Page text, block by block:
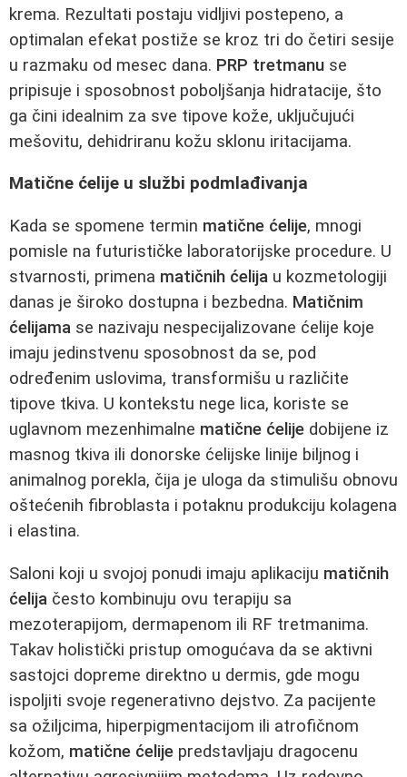
krema. Rezultati postaju vidljivi postepeno, a
optimalan efekat postiže se kroz tri do četiri sesije
u razmaku od mesec dana. PRP tretmanu se
pripisuje i sposobnost poboljšanja hidratacije, što
ga čini idealnim za sve tipove kože, uključujući
mešovitu, dehidriranu kožu sklonu iritacijama.
Matične ćelije u službi podmlađivanja
Kada se spomene termin matične ćelije, mnogi
pomisle na futurističke laboratorijske procedure. U
stvarnosti, primena matičnih ćelija u kozmetologiji
danas je široko dostupna i bezbedna. Matičnim
ćelijama se nazivaju nespecijalizovane ćelije koje
imaju jedinstvenu sposobnost da se, pod
određenim uslovima, transformišu u različite
tipove tkiva. U kontekstu nege lica, koriste se
uglavnom mezenhimalne matične ćelije dobijene iz
masnog tkiva ili donorske ćelijske linije biljnog i
animalnog porekla, čija je uloga da stimulišu obnovu
oštećenih fibroblasta i potaknu produkciju kolagena
i elastina.
Saloni koji u svojoj ponudi imaju aplikaciju matičnih
ćelija često kombinuju ovu terapiju sa
mezoterapijom, dermapenom ili RF tretmanima.
Takav holistički pristup omogućava da se aktivni
sastojci dopreme direktno u dermis, gde mogu
ispoljiti svoje regenerativno dejstvo. Za pacijente
sa ožiljcima, hiperpigmentacijom ili atrofičnom
kožom, matične ćelije predstavljaju dragocenu